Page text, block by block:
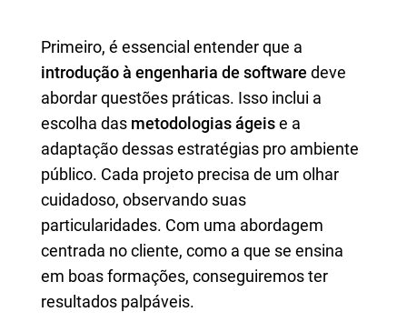
Primeiro, é essencial entender que a
introdução à engenharia de software deve
abordar questões práticas. Isso inclui a
escolha das metodologias ágeise a
adaptação dessas estratégias pro ambiente
público. Cada projeto precisa de um olhar
cuidadoso, observando suas
particularidades. Com uma abordagem
centrada no cliente, como a que se ensina
em boas formações, conseguiremos ter
resultados palpáveis.